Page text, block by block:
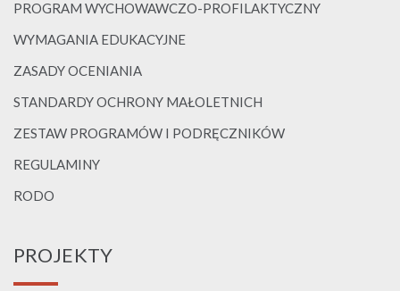
PROGRAM WYCHOWAWCZO-PROFILAKTYCZNY
WYMAGANIA EDUKACYJNE
ZASADY OCENIANIA
STANDARDY OCHRONY MAŁOLETNICH
ZESTAW PROGRAMÓW I PODRĘCZNIKÓW
REGULAMINY
RODO
PROJEKTY